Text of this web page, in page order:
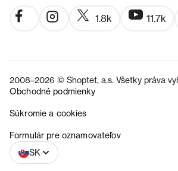
1.8k 11.7k
2008–2026 © Shoptet, a.s. Všetky práva
Obchodné podmienky
Súkromie a cookies
Formulár pre oznamovateľov
SK